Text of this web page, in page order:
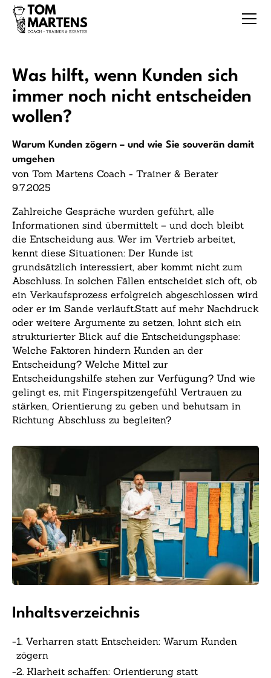
Was hilft, wenn Kunden sich
immer noch nicht entscheiden
wollen?
Warum Kunden zögern – und wie Sie souverän damit
umgehen
von Tom Martens Coach - Trainer & Berater
9.7.2025
Zahlreiche Gespräche wurden geführt, alle
Informationen sind übermittelt – und doch bleibt
die Entscheidung aus. Wer im Vertrieb arbeitet,
kennt diese Situationen: Der Kunde ist
grundsätzlich interessiert, aber kommt nicht zum
Abschluss. In solchen Fällen entscheidet sich oft, ob
ein Verkaufsprozess erfolgreich abgeschlossen wird
oder er im Sande verläuft.Statt auf mehr Nachdruck
oder weitere Argumente zu setzen, lohnt sich ein
strukturierter Blick auf die Entscheidungsphase:
Welche Faktoren hindern Kunden an der
Entscheidung? Welche Mittel zur
Entscheidungshilfe stehen zur Verfügung? Und wie
gelingt es, mit Fingerspitzengefühl Vertrauen zu
stärken, Orientierung zu geben und behutsam in
Richtung Abschluss zu begleiten?
Inhaltsverzeichnis
-1. Verharren statt Entscheiden: Warum Kunden
zögern
-2. Klarheit schaffen: Orientierung statt